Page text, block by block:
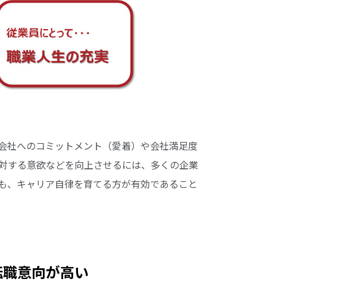
へのコミットメント（愛着）や会社満足度
する意欲などを向上させるには、多くの企業
キャリア自律を育てる方が有効であること
意向が高い